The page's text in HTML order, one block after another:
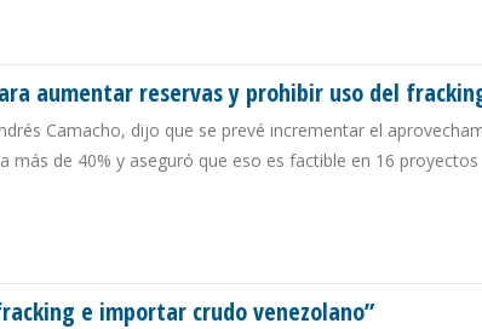
aumentar reservas y prohibir uso del
Camacho, dijo que se prevé incrementar el
más de 40% y aseguró que eso es factible en 16 proyectos
e importar crudo venezolano”